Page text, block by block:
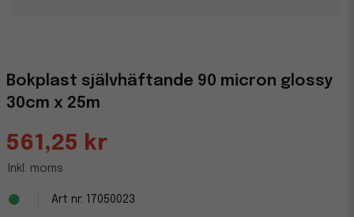
Bokplast självhäftande 90 micron glossy
30cm x 25m
561,25 kr
Inkl. moms
17050023